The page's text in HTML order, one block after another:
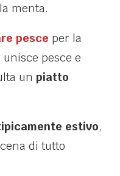
menta.
pesce per la
pesce e
un piatto
estivo,
di tutto